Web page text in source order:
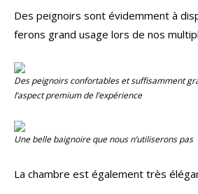
Des peignoirs sont évidemment à
ferons grand usage lors de nos
Des peignoirs confortables et suffisamment
l’aspect premium de l’expérience
Une belle baignoire que nous n’utiliserons pas
La chambre est également très